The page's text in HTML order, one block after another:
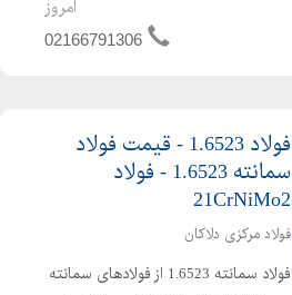
فولاد فنر1.8161 از تنش پذیری و شکل
امروز
02166791306
فولاد 1.6523 - قیمت فولاد
سمانته 1.6523 - فولاد
21CrNiMo2
فولاد مرکزی دلاکان
فولاد سمانته 1.6523 از فولادهای سمانته